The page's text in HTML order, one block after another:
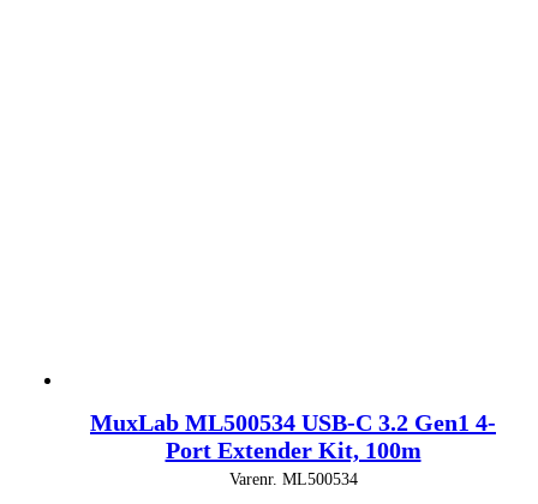
MuxLab ML500534 USB-C 3.2 Gen1 4-
Port Extender Kit, 100m
Varenr. ML500534